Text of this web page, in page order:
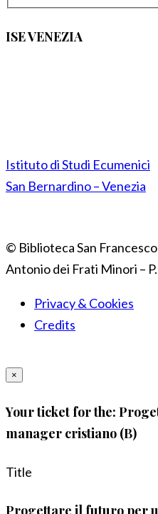
ISE VENEZIA
Istituto di Studi Ecumenici
San Bernardino – Venezia
© Biblioteca San
Antonio dei Frati Minori –
Privacy & Cookies
Credits
×
Your ticket for the:
manager cristiano (B)
Title
Progettare il futuro per